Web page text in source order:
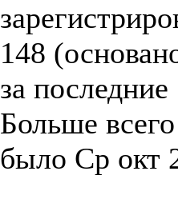
148
за
Больше
было Ср окт